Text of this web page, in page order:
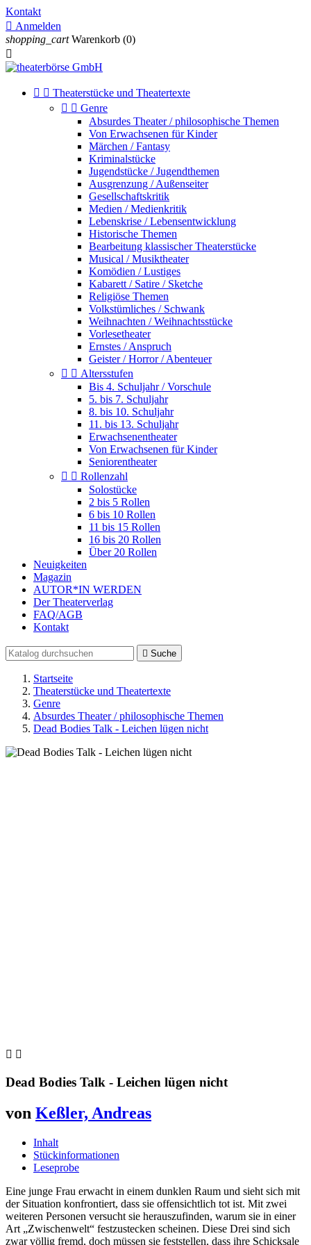
Kontakt
 Anmelden
shopping_cart Warenkorb (0)

  Theaterstücke und Theatertexte
  Genre
Absurdes Theater / philosophische Themen
Von Erwachsenen für Kinder
Märchen / Fantasy
Kriminalstücke
Jugendstücke / Jugendthemen
Ausgrenzung / Außenseiter
Gesellschaftskritik
Medien / Medienkritik
Lebenskrise / Lebensentwicklung
Historische Themen
Bearbeitung klassischer Theaterstücke
Musical / Musiktheater
Komödien / Lustiges
Kabarett / Satire / Sketche
Religiöse Themen
Volkstümliches / Schwank
Weihnachten / Weihnachtsstücke
Vorlesetheater
Ernstes / Anspruch
Geister / Horror / Abenteuer
  Altersstufen
Bis 4. Schuljahr / Vorschule
5. bis 7. Schuljahr
8. bis 10. Schuljahr
11. bis 13. Schuljahr
Erwachsenentheater
Von Erwachsenen für Kinder
Seniorentheater
  Rollenzahl
Solostücke
2 bis 5 Rollen
6 bis 10 Rollen
11 bis 15 Rollen
16 bis 20 Rollen
Über 20 Rollen
Neuigkeiten
Magazin
AUTOR*IN WERDEN
Der Theaterverlag
FAQ/AGB
Kontakt
 Suche
Startseite
Theaterstücke und Theatertexte
Genre
Absurdes Theater / philosophische Themen
Dead Bodies Talk - Leichen lügen nicht
 
Dead Bodies Talk - Leichen lügen nicht
von Keßler, Andreas
Inhalt
Stückinformationen
Leseprobe
Eine junge Frau erwacht in einem dunklen Raum und sieht sich mit
der Situation konfrontiert, dass sie offensichtlich tot ist. Mit zwei
weiteren Personen versucht sie herauszufinden, warum sie in einer
Art „Zwischenwelt“ festzustecken scheinen. Diese Drei sind sich
zwar völlig fremd, doch müssen sie feststellen, dass ihre Schicksale